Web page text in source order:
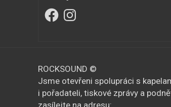
FacebookInstagram
ROCKSOUND ©
Jsme otevřeni spolupráci s
i pořadateli, tiskové zprávy a